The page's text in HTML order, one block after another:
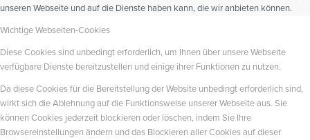
unseren Webseite und auf die Dienste haben kann, die wir anbieten können.
Wichtige Webseiten-Cookies
Diese Cookies sind unbedingt erforderlich, um Ihnen über unsere Webseite
verfügbare Dienste bereitzustellen und einige ihrer Funktionen zu nutzen.
Da diese Cookies für die Bereitstellung der Website unbedingt erforderlich sind,
wirkt sich die Ablehnung auf die Funktionsweise unserer Webseite aus. Sie
können Cookies jederzeit blockieren oder löschen, indem Sie Ihre
Browsereinstellungen ändern und das Blockieren aller Cookies auf dieser